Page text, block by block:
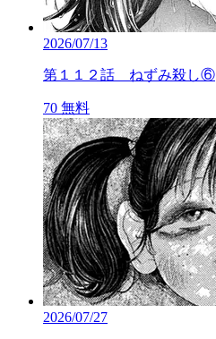
2026/07/13
第１１２話 ねずみ殺し⑥
70 無料
2026/07/27